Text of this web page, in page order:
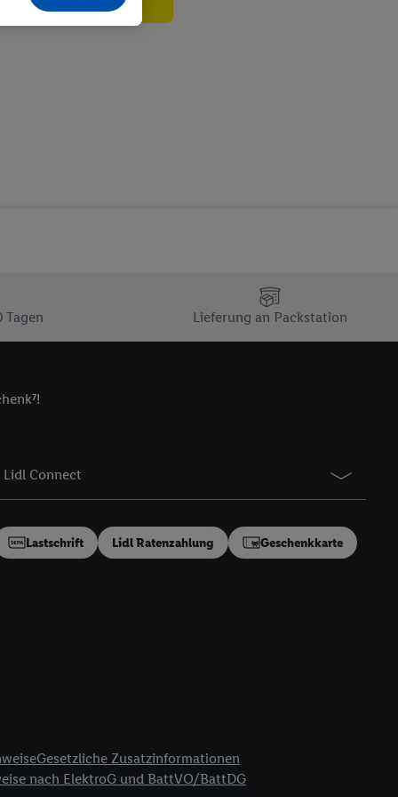
Tagen Lieferung an Packstation
Lidl Connect
Lastschrift Lidl Ratenzahlung Geschenkkarte
Gesetzliche Zusatzinformationen
nach ElektroG und BattVO/BattDG
- sowie Ihre
Speichern von
E-Mail-
verfügbar ist.
und einer
diese Kennung
Dritten betrieben
speziell zur
generell zu
(nur für
Utiq.
sämtlicher
Ihre Einwilligung
gilt auch für die
für Werbung und
Quellen,
Informationen,
von oder